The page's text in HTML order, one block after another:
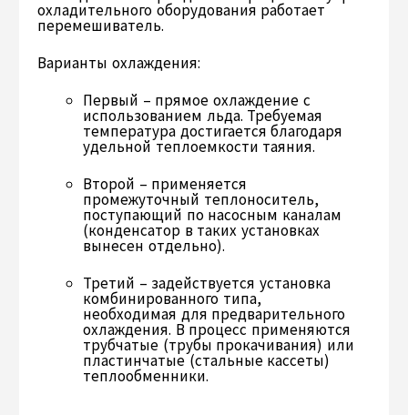
охладительного оборудования работает
перемешиватель.
Варианты охлаждения:
Первый – прямое охлаждение с
использованием льда. Требуемая
температура достигается благодаря
удельной теплоемкости таяния.
Второй – применяется
промежуточный теплоноситель,
поступающий по насосным каналам
(конденсатор в таких установках
вынесен отдельно).
Третий – задействуется установка
комбинированного типа,
необходимая для предварительного
охлаждения. В процесс применяются
трубчатые (трубы прокачивания) или
пластинчатые (стальные кассеты)
теплообменники.